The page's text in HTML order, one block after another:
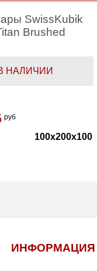
SwissKubik
Brushed
НАЛИЧИИ
руб
100x200x100
ИНФОРМАЦИЯ